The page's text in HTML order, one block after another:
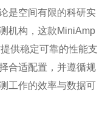
是空间有限的科研实
机构，这款MiniAmp
供稳定可靠的性能支
合适配置，并遵循规
工作的效率与数据可